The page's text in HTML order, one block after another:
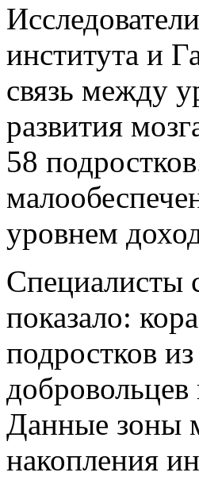
института и
связь между
развития
58
уровнем
Специалисты
показало:
подростков
Данные зоны
накопления